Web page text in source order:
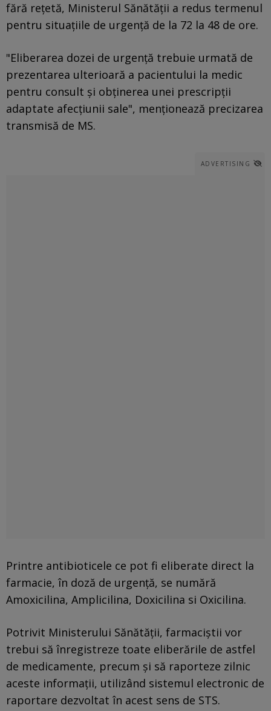
fără rețetă, Ministerul Sănătății a redus termenul
pentru situațiile de urgență de la 72 la 48 de ore.
"Eliberarea dozei de urgenţă trebuie urmată de
prezentarea ulterioară a pacientului la medic
pentru consult şi obţinerea unei prescripţii
adaptate afecţiunii sale", menţionează precizarea
transmisă de MS.
ADVERTISING
Printre antibioticele ce pot fi eliberate direct la
farmacie, în doză de urgență, se numără
Amoxicilina, Amplicilina, Doxicilina si Oxicilina.
Potrivit Ministerului Sănătății, farmaciștii vor
trebui să înregistreze toate eliberările de astfel
de medicamente, precum și să raporteze zilnic
aceste informații, utilizând sistemul electronic de
raportare dezvoltat în acest sens de STS.